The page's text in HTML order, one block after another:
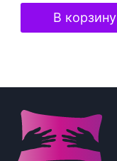
В корзину